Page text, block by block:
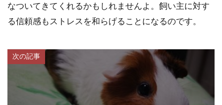
なついてきてくれるかもしれませんよ。飼い主に対す
る信頼感もストレスを和らげることになるのです。
次の記事